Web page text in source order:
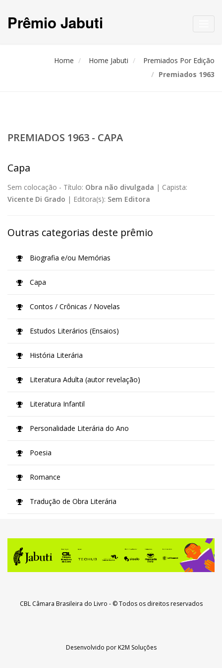
Prêmio Jabuti
Home Home Jabuti
Premiados Por Edição
Premiados 1963
PREMIADOS 1963 - CAPA
Capa
Sem colocação - Título: Obra não divulgada | Capista:
Vicente Di Grado | Editora(s): Sem Editora
Outras categorias deste prêmio
Biografia e/ou Memórias
Capa
Contos / Crônicas / Novelas
Estudos Literários (Ensaios)
História Literária
Literatura Adulta (autor revelação)
Literatura Infantil
Personalidade Literária do Ano
Poesia
Romance
Tradução de Obra Literária
CBL Câmara Brasileira do Livro - © Todos os direitos reservados
Desenvolvido porK2M Soluções